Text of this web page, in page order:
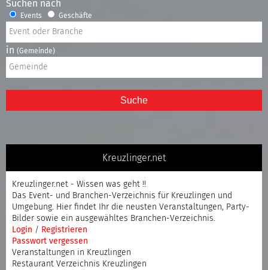
Suchen nach
Events Geschäfte
in (Gemeinde)
Suche
Kreuzlinger.net
Kreuzlinger.net - Wissen was geht !!
Das Event- und Branchen-Verzeichnis für Kreuzlingen und
Umgebung. Hier findet Ihr die neusten Veranstaltungen, Party-
Bilder sowie ein ausgewähltes Branchen-Verzeichnis.
Login / Registrieren
Passwort vergessen
Veranstaltungen in Kreuzlingen
Restaurant Verzeichnis Kreuzlingen